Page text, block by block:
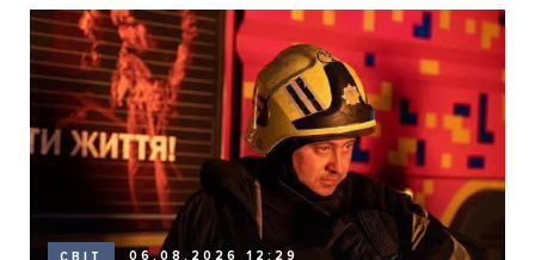
06.08.2026 12:29